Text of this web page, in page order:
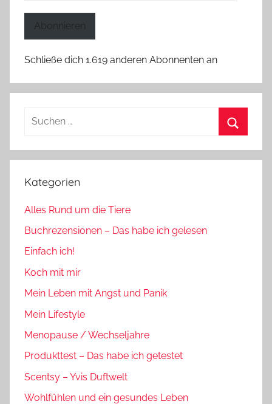
Abonnieren
Schließe dich 1.619 anderen Abonnenten an
Suchen
Kategorien
Alles Rund um die Tiere
Buchrezensionen – Das habe ich gelesen
Einfach ich!
Koch mit mir
Mein Leben mit Angst und Panik
Mein Lifestyle
Menopause / Wechseljahre
Produkttest – Das habe ich getestet
Scentsy – Yvis Duftwelt
Wohlfühlen und ein gesundes Leben